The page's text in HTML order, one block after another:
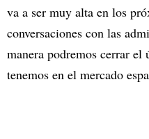
va a ser muy alta en los
conversaciones con las
manera podremos cerrar el
tenemos en el mercado